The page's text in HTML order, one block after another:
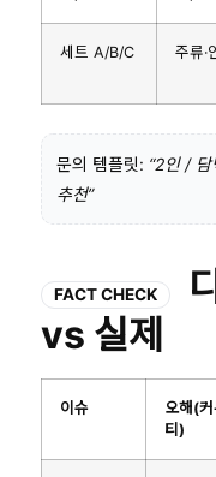
세트 A/B/C 주류·
문의 템플릿: “2인 /
추천”
FACT CHECK
vs 실제
이슈
오해(커
티)